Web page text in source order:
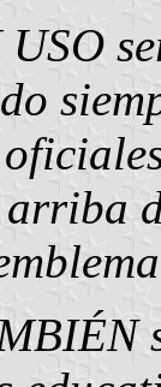
USO